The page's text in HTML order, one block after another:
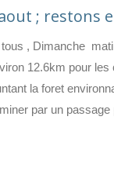
; restons
, Dimanche
12.6km pour
la foret
par un